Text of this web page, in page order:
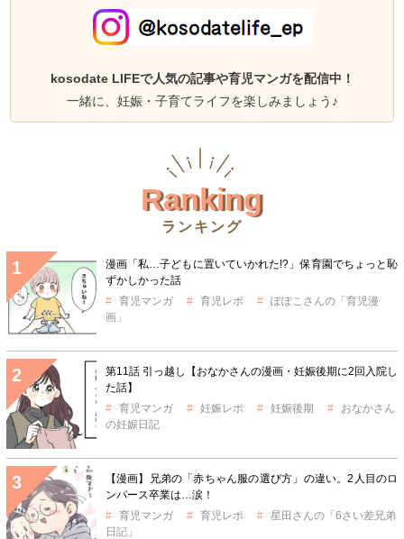
kosodate LIFEで人気の記事や育児マンガを配信中！
一緒に、妊娠・子育てライフを楽しみましょう♪
Ranking
ランキング
漫画「私…子どもに置いていかれた!?」保育園でちょっと恥
ずかしかった話
育児マンガ
育児レポ
ぽぽこさんの「育児漫
画」
第11話 引っ越し【おなかさんの漫画・妊娠後期に2回入院し
た話】
育児マンガ
妊娠レポ 妊娠後期
おなかさん
の妊娠日記
【漫画】兄弟の「赤ちゃん服の選び方」の違い。2人目のロ
ンパース卒業は…涙！
育児マンガ
育児レポ
星田さんの「6さい差兄弟
日記」